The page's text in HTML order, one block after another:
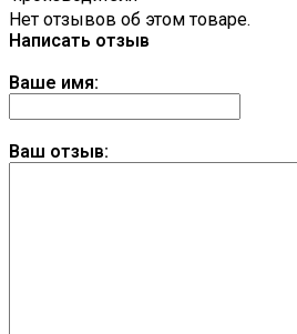
Нет отзывов об этом товаре.
Написать отзыв
Ваше имя:
Ваш отзыв: